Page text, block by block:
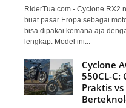
RiderTua.com - Cyclone RX2
buat pasar Eropa sebagai
bisa dipakai kemana aja
lengkap. Model ini...
Cyclone
550CL-C:
Praktis